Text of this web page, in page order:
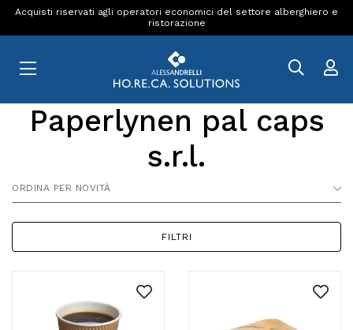
Acquisti riservati agli operatori economici del settore alberghiero e
ristorazione
Paperlynen pal caps
s.r.l.
ORDINA PER NOVITÀ
FILTRI